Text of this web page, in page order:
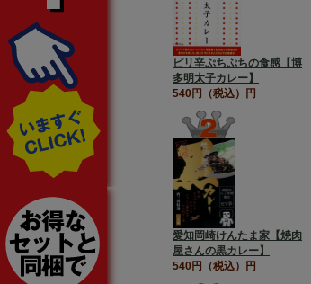
ピリ辛ぷちぷちの食感【博
多明太子カレー】
540円（税込）円
愛知岡崎けんたま家【焼肉
屋さんの黒カレー】
540円（税込）円